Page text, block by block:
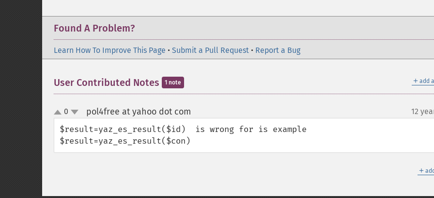
Found A Problem?
Learn How To Improve This Page • Submit a Pull Request • Report a Bug
＋ add
User Contributed Notes 1 note
up
down
0 pol4free at yahoo dot com 12
$result=yaz_es_result($id)  is wrong for is example
$result=yaz_es_result($con)
＋